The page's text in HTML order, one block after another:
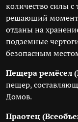
количество силы с
решающий момент
отданы на
подземные
безопасным
Пещера ремёсел
пещер,
Домов.
Праотец